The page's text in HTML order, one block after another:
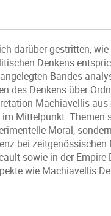
darüber gestritten,
Denkens
Bandes
des Denkens über
Machiavellis
Mittelpunkt.
Moral,
bei
sowie in der
wie Machiavellis